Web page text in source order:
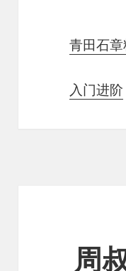
青田石
入门进阶
周